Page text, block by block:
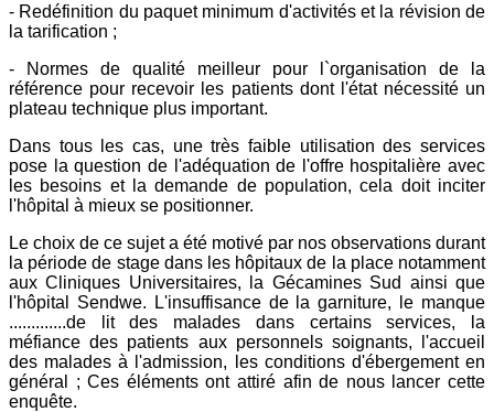
- Redéfinition du paquet minimum d'activités et la révision de
la tarification ;
- Normes de qualité meilleur pour l`organisation de la
référence pour recevoir les patients dont l'état nécessité un
plateau technique plus important.
Dans tous les cas, une très faible utilisation des services
pose la question de l'adéquation de l'offre hospitalière avec
les besoins et la demande de population, cela doit inciter
l'hôpital à mieux se positionner.
Le choix de ce sujet a été motivé par nos observations durant
la période de stage dans les hôpitaux de la place notamment
aux Cliniques Universitaires, la Gécamines Sud ainsi que
l'hôpital Sendwe. L'insuffisance de la garniture, le manque
.............de lit des malades dans certains services, la
méfiance des patients aux personnels soignants, l'accueil
des malades à l'admission, les conditions d'ébergement en
général ; Ces éléments ont attiré afin de nous lancer cette
enquête.